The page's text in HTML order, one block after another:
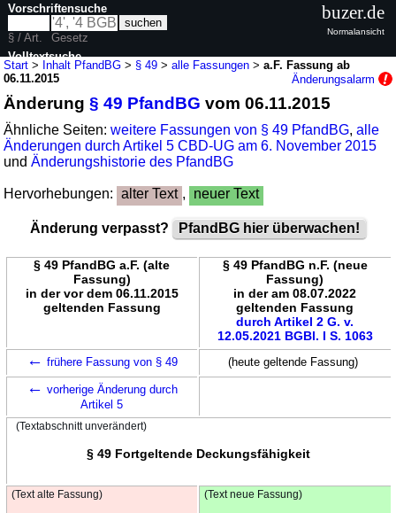
Start > Inhalt PfandBG > § 49 >alle Fassungen >a.F. Fassung ab
06.11.2015
Änderungsalarm
Änderung§ 49 PfandBG vom 06.11.2015
Ähnliche Seiten:weitere Fassungen von § 49 PfandBG,alle
Änderungen durch Artikel 5 CBD-UG am 6. November 2015
undÄnderungshistorie des PfandBG
Hervorhebungen: alter Text , neuer Text
Änderung verpasst? PfandBG hier überwachen!
§ 49 PfandBG a.F. (alte
Fassung)
in der vor dem 06.11.2015
geltenden Fassung
§ 49 PfandBG n.F. (neue
Fassung)
in der am 08.07.2022
geltenden Fassung
durch Artikel 2 G. v.
12.05.2021 BGBl. I S. 1063
← frühere Fassung von § 49 (heute geltende Fassung)
← vorherige Änderung durch
Artikel 5
(Textabschnitt unverändert)
§ 49 Fortgeltende Deckungsfähigkeit
(Text alte Fassung) (Text neue Fassung)
Vorschriftensuche
§ / Art.
Gesetz
Volltextsuche
buzer.de
Normalansicht